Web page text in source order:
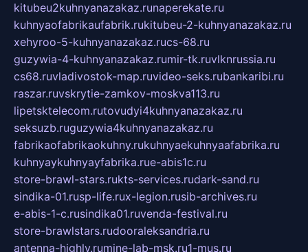
kitubeu2kuhnyanazakaz.runaperekate.ru
kuhnyaofabrikaufabrik.rukitubeu-2-kuhnyanazakaz.ru
xehyroo-5-kuhnyanazakaz.rucs-68.ru
guzywia-4-kuhnyanazakaz.rumir-tk.ruvlknrussia.ru
cs68.ruvladivostok-map.ruvideo-seks.rubankaribi.ru
raszar.ruvskrytie-zamkov-moskva113.ru
lipetsktelecom.rutovudyi4kuhnyanazakaz.ru
seksuzb.ruguzywia4kuhnyanazakaz.ru
fabrikaofabrikaokuhny.rukuhnyaekuhnyaafabrika.ru
kuhnyaykuhnyayfabrika.rue-abis1c.ru
store-brawl-stars.rukts-services.rudark-sand.ru
sindika-01.rusp-life.rux-legion.rusib-archives.ru
e-abis-1-c.rusindika01.ruvenda-festival.ru
store-brawlstars.rudooraleksandria.ru
antenna-highly.rumine-lab-msk.ru1-mus.ru